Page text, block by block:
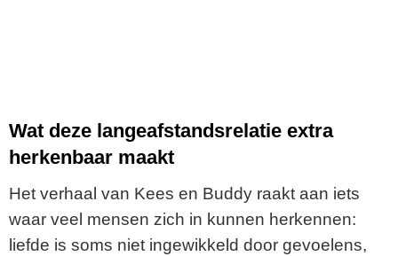
Wat deze langeafstandsrelatie extra
herkenbaar maakt
Het verhaal van Kees en Buddy raakt aan iets
waar veel mensen zich in kunnen herkennen:
liefde is soms niet ingewikkeld door gevoelens,